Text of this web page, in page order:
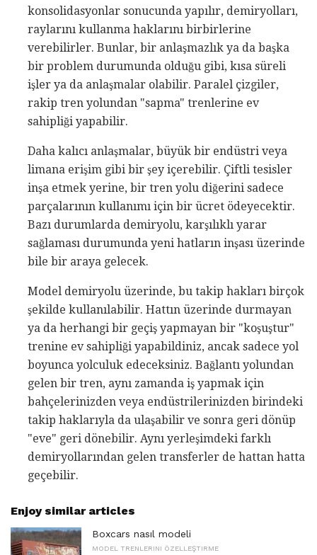
konsolidasyonlar sonucunda yapılır, demiryolları,
raylarını kullanma haklarını birbirlerine
verebilirler. Bunlar, bir anlaşmazlık ya da başka
bir problem durumunda olduğu gibi, kısa süreli
işler ya da anlaşmalar olabilir. Paralel çizgiler,
rakip tren yolundan "sapma" trenlerine ev
sahipliği yapabilir.
Daha kalıcı anlaşmalar, büyük bir endüstri veya
limana erişim gibi bir şey içerebilir. Çiftli tesisler
inşa etmek yerine, bir tren yolu diğerini sadece
parçalarının kullanımı için bir ücret ödeyecektir.
Bazı durumlarda demiryolu, karşılıklı yarar
sağlaması durumunda yeni hatların inşası üzerinde
bile bir araya gelecek.
Model demiryolu üzerinde, bu takip hakları birçok
şekilde kullanılabilir. Hattın üzerinde durmayan
ya da herhangi bir geçiş yapmayan bir "koşuştur"
trenine ev sahipliği yapabildiniz, ancak sadece yol
boyunca yolculuk edeceksiniz. Bağlantı yolundan
gelen bir tren, aynı zamanda iş yapmak için
bahçelerinizden veya endüstrilerinizden birindeki
takip haklarıyla da ulaşabilir ve sonra geri dönüp
"eve" geri dönebilir. Aynı yerleşimdeki farklı
demiryollarından gelen transferler de hattan hatta
geçebilir.
Enjoy similar articles
Boxcars nasıl modeli
MODEL TRENLERINI ÖZELLEŞTIRME